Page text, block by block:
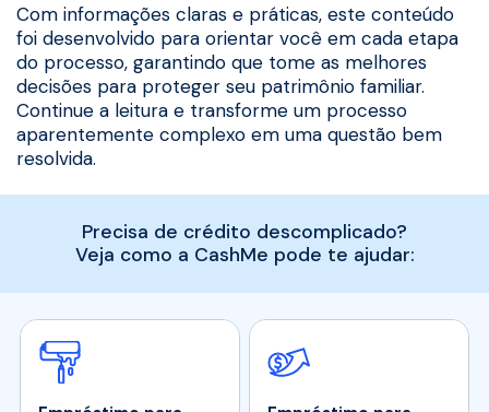
Com informações claras e práticas, este conteúdo
foi desenvolvido para orientar você em cada etapa
do processo, garantindo que tome as melhores
decisões para proteger seu patrimônio familiar.
Continue a leitura e transforme um processo
aparentemente complexo em uma questão bem
resolvida.
Precisa de crédito descomplicado?
Veja como a CashMe pode te ajudar: